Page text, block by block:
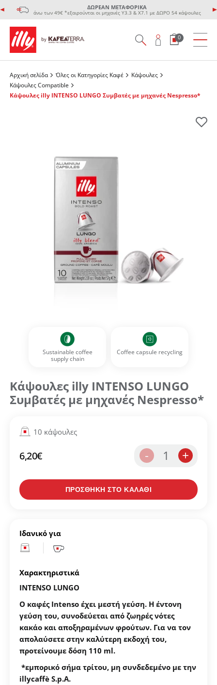
ΔΩΡΕΑΝ ΜΕΤΑΦΟΡΙΚΑ
άνω των 49€ *εξαιρούνται οι μηχανές Υ3.3 & Χ7.1 με ΔΩΡΟ 54 κάψουλες
0
Αρχική σελίδα Όλες οι Κατηγορίες Καφέ
Κάψουλες
Κάψουλες Compatible
Κάψουλες illy INTENSO LUNGO Συμβατές με μηχανές Nespresso*
Sustainable coffee
supply chain
Coffee capsule recycling
Κάψουλες illy INTENSO LUNGO
Συμβατές με μηχανές Nespresso*
10 κάψουλες
6,20€ - 1 +
ΠΡΟΣΘΗΚΗ ΣΤΟ ΚΑΛΑΘΙ
Ιδανικό για
Χαρακτηριστικά
INTENSO LUNGO
Ο καφές Intenso έχει μεστή γεύση. Η έντονη
γεύση του, συνοδεύεται από ζωηρές νότες
κακάο και αποξηραμένων φρούτων. Για να τον
απολαύσετε στην καλύτερη εκδοχή του,
προτείνουμε δόση 110 ml.
*εμπορικό σήμα τρίτου, μη συνδεδεμένο με την
illycaffè S.p.A.
Δημιουργήστε λογαριασμό για να αποθηκεύσετε τα
Δημιουργήστε τον προσωπικό σας λογαριασμό και
αποθηκεύστε την δική σας λίστα αγαπημένων.
κουμπί "Προσθήκη στα Αγαπημένα".
Βρείτε την δική σας λίστα Αγαπημένων στο προφίλ